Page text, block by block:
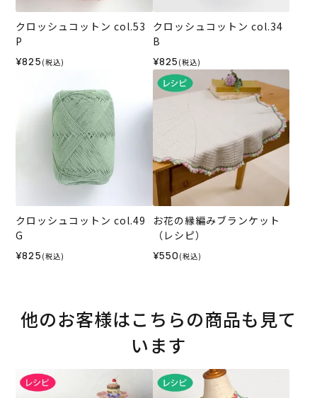
クロッシュコットン col.53
P
¥825 (税込)
クロッシュコットン col.34
B
¥825 (税込)
クロッシュコットン col.49
G
¥825 (税込)
お花の縁編みブランケット
（レシピ）
¥550 (税込)
他のお客様はこちらの商品も見て
います